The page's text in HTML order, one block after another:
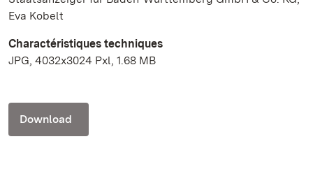
Eva Kobelt
Charactéristiques techniques
JPG, 4032x3024 Pxl, 1.68 MB
Download